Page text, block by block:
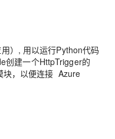
）, 用以运行Python代码
创建一个HttpTrigger的
块，以便连接 Azure